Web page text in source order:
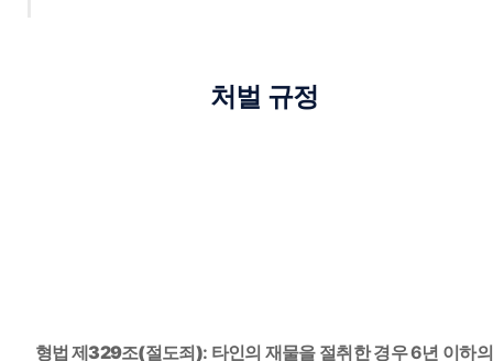
처벌 규정
형법 제329조(절도죄): 타인의 재물을 절취한 경우 6년 이하의